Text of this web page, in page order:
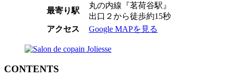
最寄り駅
丸の内線『茗荷谷駅』
出口２から徒歩約15秒
アクセス
Google MAPを見る
CONTENTS